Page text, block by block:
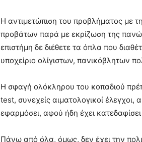
Η αντιμετώπιση του προβλήματος με
προβάτων παρά με εκρίζωση της
επιστήμη δε διέθετε τα όπλα που
υποχείριο ολίγιστων, πανικόβλητων
Η σφαγή ολόκληρου του κοπαδιού
test, συνεχείς αιματολογικοί
εφαρμόσει, αφού ήδη έχει
Πάνω από όλα, όμως, δεν έχει την